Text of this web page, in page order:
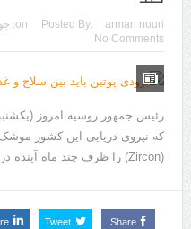
Posted By: arman nouri
on:
No Comments
رئیس جمهور روسیه امروز
که نیروی دریایی این کشور
(Zircon) را ظرف چند ماه آینده دریافت خواهد ک...
Share
Tweet